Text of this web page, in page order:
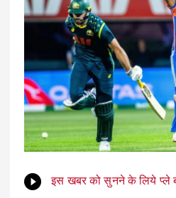
इस खबर को सुनने के लिये प्ले